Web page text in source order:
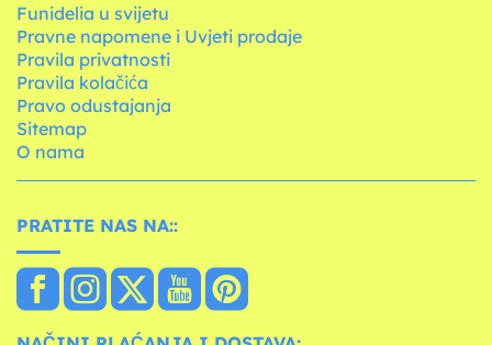
Funidelia u svijetu
Pravne napomene i Uvjeti prodaje
Pravila privatnosti
Pravila kolačića
Pravo odustajanja
Sitemap
O nama
PRATITE NAS NA::